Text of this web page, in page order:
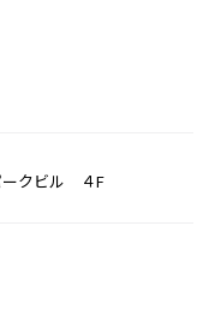
ークビル ４F